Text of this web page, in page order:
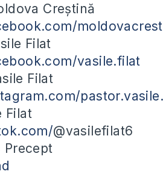
Creștină
Filat
vasile.filat
Filat
Filat
@vasilefilat6